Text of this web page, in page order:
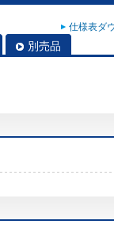
仕様表ダ
別売品